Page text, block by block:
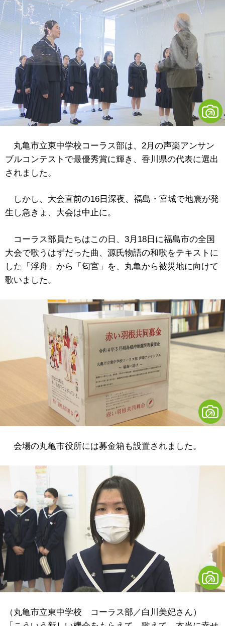
丸亀市立東中学校コーラス部は、2月の声楽アンサン
ブルコンテストで最優秀賞に輝き、香川県の代表に選出
されました。
しかし、大会直前の16日深夜、福島・宮城で地震が発
生し急きょ、大会は中止に。
コーラス部員たちはこの日、3月18日に福島市の全国
大会で歌うはずだった曲、源氏物語の和歌をテキストに
した「浮舟」から「匂宮」を、丸亀から被災地に向けて
歌いました。
会場の丸亀市役所には募金箱も設置されました。
（丸亀市立東中学校 コーラス部／白川美妃さん）